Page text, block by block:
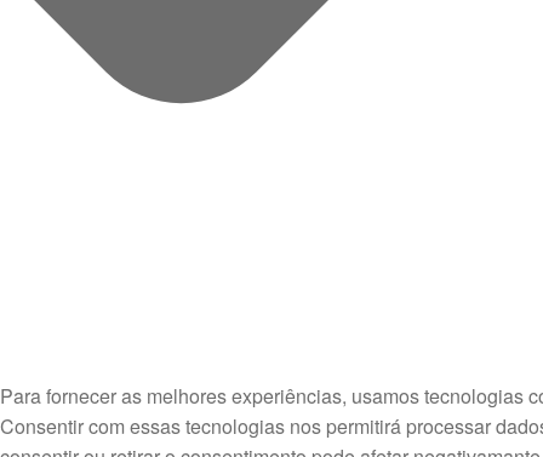
Para fornecer as melhores experiências, usamos tecnologias
Consentir com essas tecnologias nos permitirá processar